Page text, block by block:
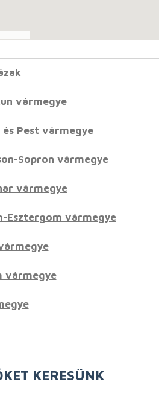
vármegye
és Pest vármegye
Sopron vármegye
vármegye
Esztergom vármegye
vármegye
KERESÜNK